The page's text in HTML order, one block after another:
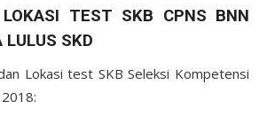
TEST SKB CPNS BNN
SKD
Lokasi test SKB Seleksi Kompetensi